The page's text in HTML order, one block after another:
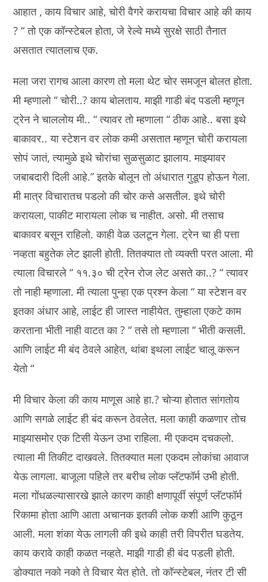
आहात , काय विचार आहे, चोरी वैगरे करायचा विचार आहे की काय
? “ तो एक कॉन्स्टेबल होता, जे रेल्वे मध्ये सुरक्षे साठी तैनात
असतात त्यातलाच एक.
मला जरा रागच आला कारण तो मला थेट चोर समजून बोलत होता.
मी म्हणालो “ चोरी..? काय बोलताय. माझी गाडी बंद पडली म्हणून
ट्रेन ने चाललोय मी.. “ त्यावर तो म्हणाला “ ठीक आहे.. बसा इथे
बाकावर.. या स्टेशन वर लोक कमी असतात म्हणून चोरी करायला
सोपं जातं, त्यामुळे इथे चोरांचा सुळसुळाट झालाय. माझ्यावर
जबाबदारी दिली आहे.” इतके बोलून तो अंधारात गुडूप होऊन गेला.
मी मात्र विचारातच पडलो की चोर कसे असतील. इथे चोरी
करायला, पाकीट मारायला लोक च नाहीत. असो. मी तसाच
बाकावर बसून राहिलो. काही वेळ उलटून गेला. ट्रेन चा ही पत्ता
नव्हता बहुतेक लेट झाली होती. तितक्यात तो व्यक्ती परत आला. मी
त्याला विचारले “ ११.३० ची ट्रेन रोज लेट असते का..? “ त्यावर
तो नाही म्हणाला. मी त्याला पुन्हा एक प्रश्न केला “ या स्टेशन वर
इतका अंधार आहे, लाईट ही जास्त नाहीयेत. तुम्हाला एकटे काम
करताना भीती नाही वाटत का ? “ तसे तो म्हणाला “ भीती कसली.
आणि लाईट मी बंद ठेवले आहेत, थांबा इथला लाईट चालू करून
येतो “
मी विचार केला की काय माणूस आहे हा.? चोऱ्या होतात सांगतोय
आणि सगळे लाईट ही बंद करून ठेवलेत. मला काही कळणार तोच
माझ्यासमोर एक टिसी येऊन उभा राहिला. मी एकदम दचकलो.
त्याला मी तिकीट दाखवले. तितक्यात मला एकदम लोकांचा आवाज
येऊ लागला. बाजूला पहिले तर बरीच लोक प्लॅटफॉर्म उभी होती.
मला गोंधळल्यासारखे झाले कारण काही क्षणापूर्वी संपूर्ण प्लॅटफॉर्म
रिकामा होता आणि आता अचानक इतकी लोक कशी आणि कुठून
आली. मला शंका येऊ लागली की इथे काही तरी विपरीत घडतेय.
काय करावे काही कळत नव्हते. माझी गाडी ही बंद पडली होती.
डोक्यात नको नको ते विचार येत होते. तो कॉन्स्टेबल, नंतर टी सी